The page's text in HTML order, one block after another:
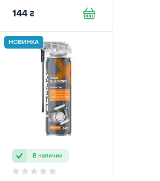
144 ₴
НОВИНКА
В наличии